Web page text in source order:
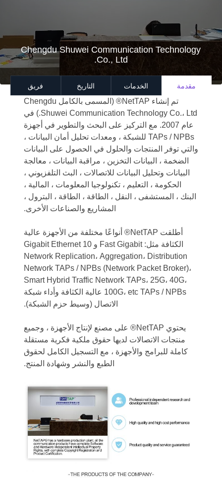
Chengdu Shuwei Communication Technology
Co., Ltd.
مقدمة الخدمات التاريخ فريق
تم إنشاء NetTAP® (المسمى بالكامل Chengdu
Shuwei Communication Technology Co.، Ltd.) في
عام 2007. مع التركيز على البحث والتطوير في أجهزة
TAPs / NPBs للشبكة ، ومعدات تحليل أمان البيانات ،
والتي توفر المنتجات والحلول في الحصول على البيانات
الضخمة ، البيانات التخزين ، مراقبة البيانات ، معالجة
البيانات وتحليل البيانات للاتصالات ، البث التلفزيوني ،
الحكومة ، التعليم ، تكنولوجيا المعلومات ، المالية ،
البنك ، المستشفى ، النقل ، الطاقة ، الطاقة ، البترول ،
المشاريع والصناعات الأخرى.
أطلقت NetTAP® أنواعًا مختلفة من الأجهزة عالية
الكثافة مثل: Fast Gigabit و 10 Gigabit Ethernet
Network Replication، Aggregation، Distribution
Network TAPs / NPBs (Network Packet Broker)،
Smart Hybrid Traffic Network TAPs، 25G، 40G،
100G، etc TAPs / NPBs عالية الكثافة وأداء شبكة
الاتصال (وسيط حزم الشبكة).
يحتوي NetTAP® على مصنع لإنتاج الأجهزة ، وجميع
منتجات الاتصالات لديها حقوق ملكية فكرية مستقلة
كاملة للبرامج والأجهزة ، مع التسجيل الكامل لحقوق
الطبع والنشر وشهادة المنتج.